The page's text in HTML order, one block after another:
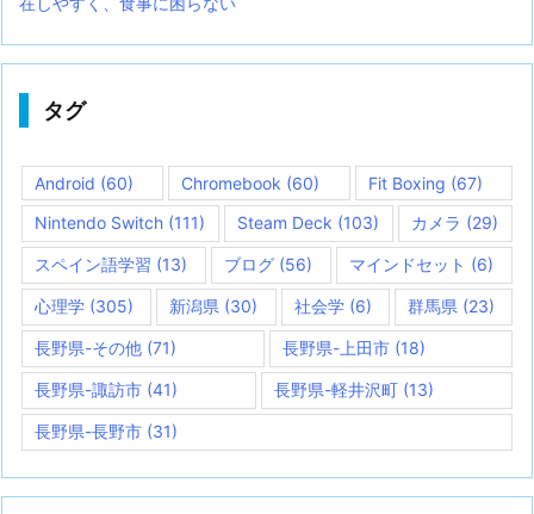
タグ
Android (60) Chromebook (60) Fit Boxing (67)
Nintendo Switch (111) Steam Deck (103) カメラ (29)
スペイン語学習 (13) ブログ (56) マインドセット (6)
心理学 (305) 新潟県 (30) 社会学(6) 群馬県 (23)
長野県-その他 (71) 長野県-上田市(18)
長野県-諏訪市 (41) 長野県-軽井沢町 (13)
長野県-長野市 (31)